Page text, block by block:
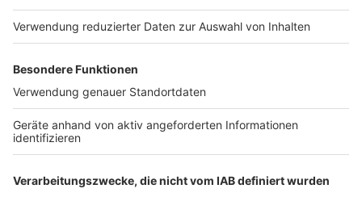
Werben
Archiv
ANTENNE BAYERN GROUP
Stiftung ANTENNE BAYERN
hilft
Teilnahmebedingungen
Verkehrs-Hotline